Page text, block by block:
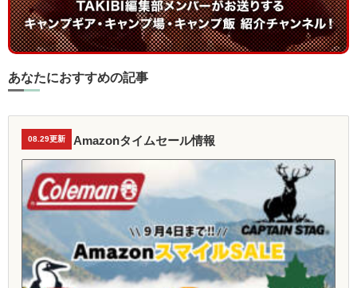
あなたにおすすめの記事
08.29更新 Amazonタイムセール情報